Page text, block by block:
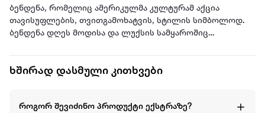
ბენდენა, რომელიც ამერიკულმა კულტურამ აქცია
თავისუფლების, თვითგამოხატვის, სტილის სიმბოლოდ.
ბენდენა დღეს მოდისა და ლუქსის სამყაროშიც
სეზონზე, სხვადასხვა ასაკში და სტილში, ის გვაერთიანებს
ზომა: 55 × 55 სმ
ხშირად დასმული კითხვები
როგორ შევიძინო პროდუქტი ექსტრაზე?